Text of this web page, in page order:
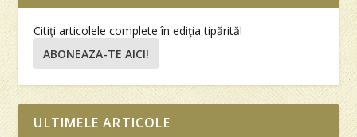
Citiţi articolele complete în ediţia tipărită!
ABONEAZA-TE AICI!
ULTIMELE ARTICOLE